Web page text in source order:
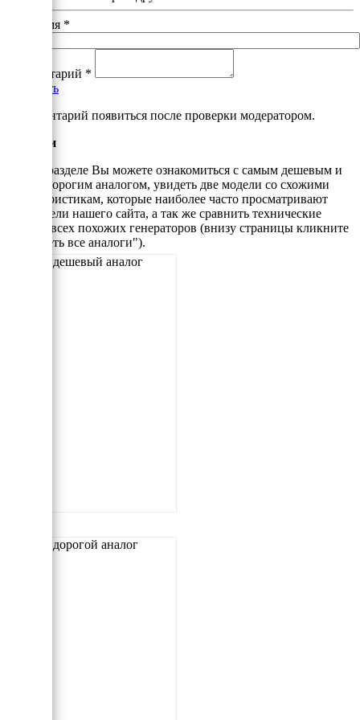
Ваше имя *
Комментарий *
Добавить
*Комментарий появиться после проверки модератором.
Аналоги
В этом разделе Вы можете ознакомиться с самым дешевым и
самым дорогим аналогом, увидеть две модели со схожими
характеристикам, которые наиболее часто просматривают
посетители нашего сайта, а так же сравнить технические
данные всех похожих генераторов (внизу страницы кликните
"Смотреть все аналоги").
Самый дешевый аналог
Самый дорогой аналог